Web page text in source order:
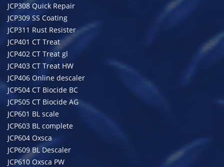
JCP308 Quick Repair
JCP309 SS Coating
JCP311 Rust Resister
JCP401 CT Treat
JCP402 CT Treat gl
JCP403 CT Treat HW
JCP406 Online descaler
JCP504 CT Biocide BC
JCP505 CT Biocide AG
JCP601 BL scale
JCP603 BL complete
JCP604 Oxsca
JCP609 BL Descaler
JCP610 Oxsca PW